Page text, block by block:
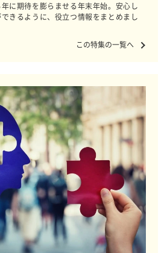
に期待を膨らませる年末年始。安心し
きるように、役立つ情報をまとめまし
この特集の一覧へ